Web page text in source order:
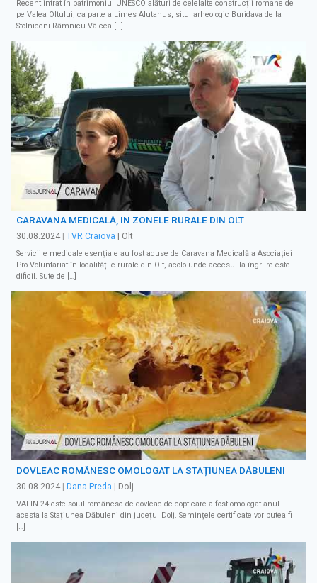
Recent intrat în patrimoniul UNESCO alături de celelalte construcții romane de
pe Valea Oltului, ca parte a Limes Alutanus, situl arheologic Buridava de la
Stolniceni-Râmnicu Vâlcea […]
CARAVANA MEDICALĂ, ÎN ZONELE RURALE DIN OLT
30.08.2024 TVR Craiova | Olt
Serviciile medicale esențiale au fost aduse de Caravana Medicală a Asociației
Pro-Voluntariat în localitățile rurale din Olt, acolo unde accesul la îngriire este
dificil. Sute de […]
DOVLEAC ROMÂNESC OMOLOGAT LA STAȚIUNEA DĂBULENI
30.08.2024 Dana Preda | Dolj
VALIN 24 este soiul românesc de dovleac de copt care a fost omologat anul
acesta la Stațiunea Dăbuleni din județul Dolj. Semințele certificate vor putea fi
[…]